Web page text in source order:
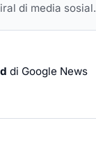
di media sosial.
di Google News